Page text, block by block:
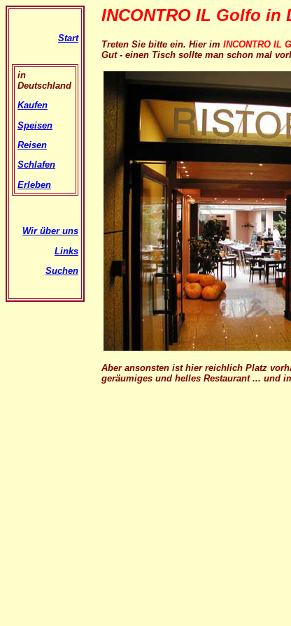
Start
in
Deutschland
Kaufen
Speisen
Reisen
Schlafen
Erleben
Wir über uns
Links
Suchen
INCONTRO IL Golfo
Treten Sie bitte ein. Hier im INCONTRO IL
Gut - einen Tisch sollte man schon mal
Aber ansonsten ist hier reichlich Platz
geräumiges und helles Restaurant ... und